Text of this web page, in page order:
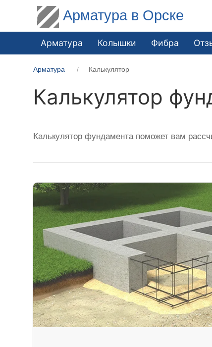
Арматура в Орске
Арматура Колышки Фибра
Арматура Калькулятор
Калькулятор
Калькулятор фундамента поможет вам